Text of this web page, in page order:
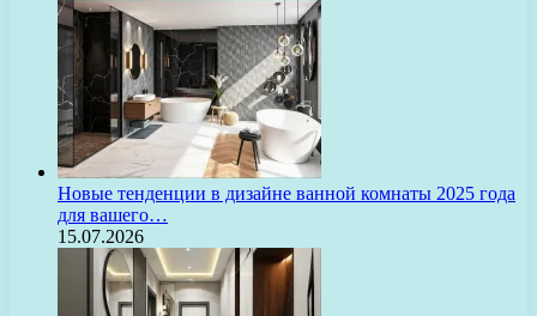
Новые тенденции в дизайне ванной комнаты 2025 года
для вашего…
15.07.2026